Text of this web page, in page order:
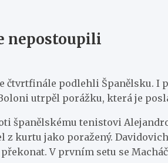
nepostoupili
podlehli Španělsku. I
utrpěl porážku, která je
španělskému tenistovi
z kurtu jako poražený.
V prvním setu se